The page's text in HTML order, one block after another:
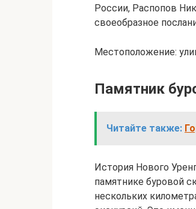
России, Распопов
своеобразное
Местоположение:
Памятник
Читайте также:
История Нового
памятнике буровой
нескольких